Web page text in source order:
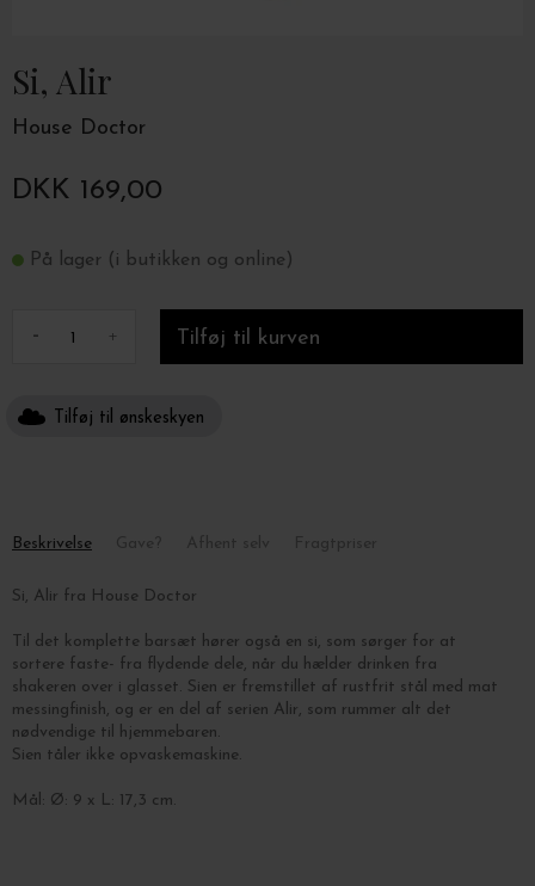
Si, Alir
House Doctor
DKK 169,00
På lager (i butikken og online)
- +
Tilføj til ønskeskyen
Beskrivelse
Si, Alir fra House Doctor
Til det komplette barsæt hører også en si, som sørger for at
sortere faste- fra flydende dele, når du hælder drinken fra
shakeren over i glasset. Sien er fremstillet af rustfrit stål med mat
messingfinish, og er en del af serien Alir, som rummer alt det
nødvendige til hjemmebaren.
Sien tåler ikke opvaskemaskine.
Mål: Ø: 9 x L: 17,3 cm.